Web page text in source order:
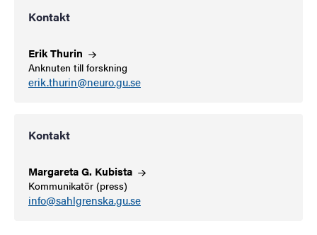
Kontakt
ErikThurin
Anknuten till forskning
erik.thurin@neuro.gu.se
Kontakt
Margareta G. Kubista
Kommunikatör (press)
info@sahlgrenska.gu.se